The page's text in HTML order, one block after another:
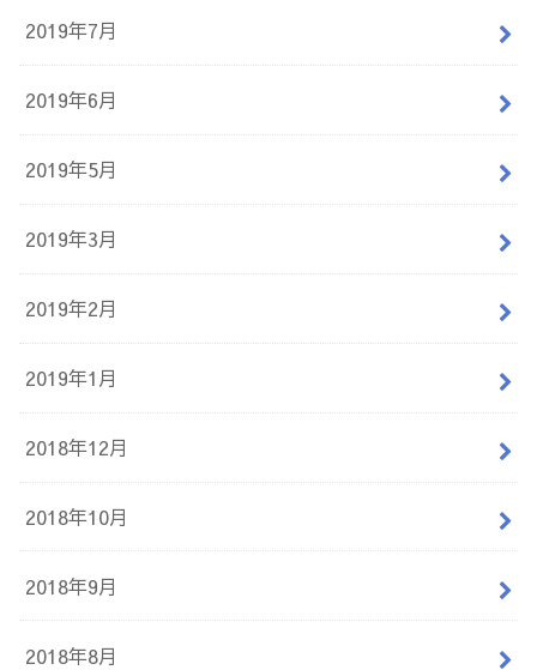
2019年7月
2019年6月
2019年5月
2019年3月
2019年2月
2019年1月
2018年12月
2018年10月
2018年9月
2018年8月